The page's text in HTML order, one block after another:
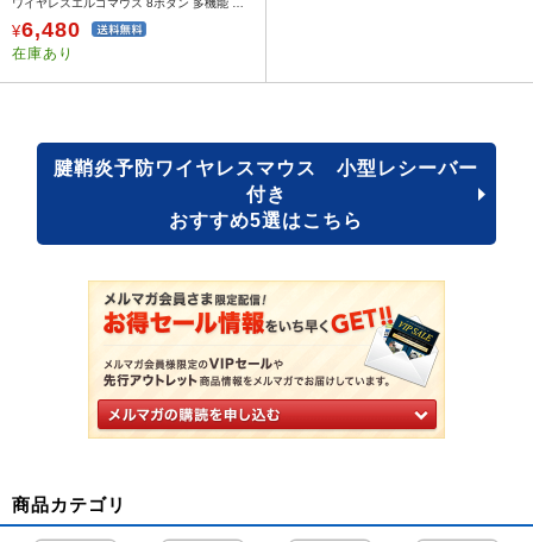
¥6,480
在庫あり
腱鞘炎予防ワイヤレスマウス 小型レシーバー
付き
おすすめ5選はこちら
商品カテゴリ